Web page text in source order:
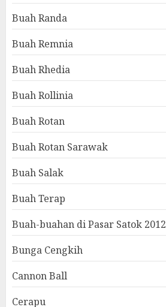
Buah Randa
Buah Remnia
Buah Rhedia
Buah Rollinia
Buah Rotan
Buah Rotan Sarawak
Buah Salak
Buah Terap
Buah-buahan di Pasar Satok 2012
Bunga Cengkih
Cannon Ball
Cerapu